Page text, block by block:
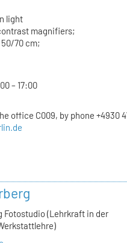
light
magnifiers;
70 cm;
– 17:00
office C009, by phone +4930
Fotostudio (Lehrkraft in der